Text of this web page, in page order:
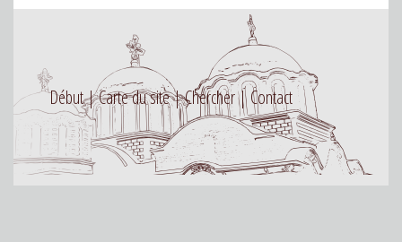
Début Carte du site Chercher Contact